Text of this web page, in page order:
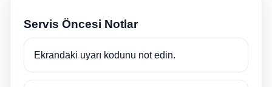
Servis Öncesi Notlar
Ekrandaki uyarı kodunu not edin.